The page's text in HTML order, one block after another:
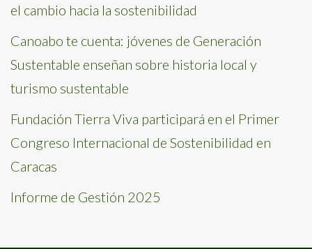
el cambio hacia la sostenibilidad
Canoabo te cuenta: jóvenes de Generación
Sustentable enseñan sobre historia local y
turismo sustentable
Fundación Tierra Viva participará en el Primer
Congreso Internacional de Sostenibilidad en
Caracas
Informe de Gestión 2025